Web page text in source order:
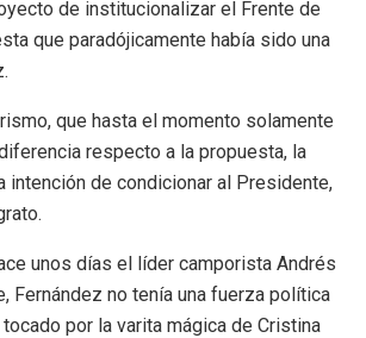
de institucionalizar el Frente de
que paradójicamente había sido una
que hasta el momento solamente
respecto a la propuesta, la
intención de condicionar al Presidente,
unos días el líder camporista Andrés
Fernández no tenía una fuerza política
por la varita mágica de Cristina